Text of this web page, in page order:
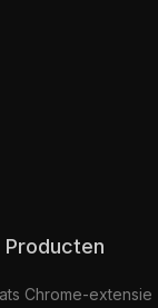
Producten
Chrome-extensie